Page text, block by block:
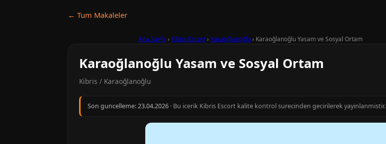
← Tum Makaleler
Ana Sayfa › Kibris Escort› Karaoğlanoğlu› Karaoğlanoğlu Yasam ve Sosyal Ortam
Karaoğlanoğlu Yasam ve Sosyal Ortam
Kibris / Karaoğlanoğlu
Son guncelleme:23.04.2026 · Bu icerik Kibris Escort kalite kontrol surecinden gecirilerek yayinlanmistir.